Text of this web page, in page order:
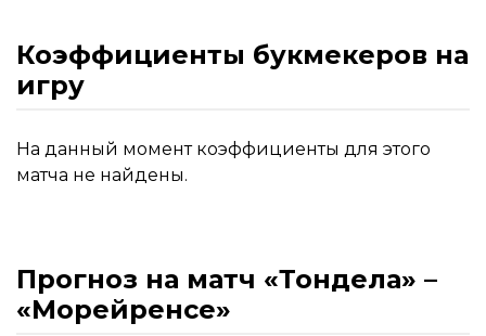
Коэффициенты букмекеров на
игру
На данный момент коэффициенты для этого
матча не найдены.
Прогноз на матч «Тондела» –
«Морейренсе»